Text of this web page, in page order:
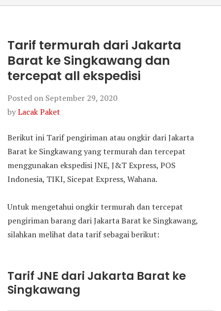
Tarif termurah dari Jakarta
Barat ke Singkawang dan
tercepat all ekspedisi
Posted on September 29, 2020
byLacak Paket
Berikut ini Tarif pengiriman atau ongkir dari Jakarta
Barat ke Singkawang yang termurah dan tercepat
menggunakan ekspedisi JNE, J&T Express, POS
Indonesia, TIKI, Sicepat Express, Wahana.
Untuk mengetahui ongkir termurah dan tercepat
pengiriman barang dari Jakarta Barat ke Singkawang,
silahkan melihat data tarif sebagai berikut:
Tarif JNE dari Jakarta Barat ke
Singkawang